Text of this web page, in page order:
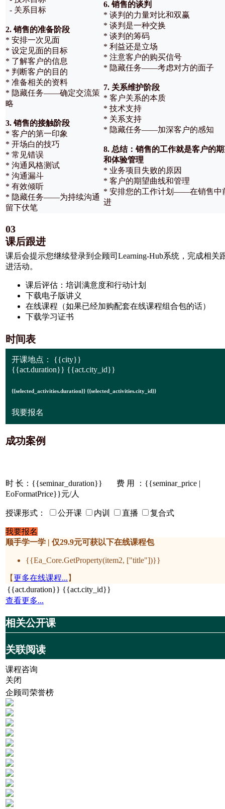
- 关系目标
2. 销售的准备阶段
* 安排一次见面
* 设定见面的目标
* 了解客户的信息
* 判断客户的目的
* 准备相关的资料
* 隐藏任务——确定交流策
略
3. 销售的接触阶段
* 客户的第一印象
* 开场白的技巧
* 常见错误
* 沟通风格测试
* 沟通漏斗
* 有效倾听
* 隐藏任务——为持续沟通
留下伏笔
6. 销售的谈判
* 谈判的力量对比和双赢
* 谈判是一种交换
* 谈判的筹码
* 利益还是立场
* 注意客户的购买信号
* 隐藏任务——考虑对方的面子
7. 关系维护阶段
* 客户关系的本质
* 技术支持
* 关系支持
* 隐藏任务——加深客户的感知
8. 总结：销售的工作就是客户的
和体验管理
* 业务项目失败的原因
* 客户的期望曲线和管理
* 安排您的工作计划——在销售中
进
03
课后跟进
课后会提示您继续登录到企顾司Learning-Hub系统，完成相关
进活动。
课后评估：培训满意度和行动计划
下载电子版讲义
在线课程（如果已经加购配套在线课程组合包的话）
下载学习证书
时间表
开课地点： {{city}}
{{act.duration}} {{act.city_id}}
{{selected_activities.duration}} {{selected_activities.city_id}}
我要报名
成功案例
时 长： {{seminar_duration}}
费 用 ：{{seminar_price |
EoFormatPrice}}元/人
授课形式： 公开课 内训 直播 复合式
我要报名
顺手学一学 | 仅29.9元可获以下在线课程包
{{Ea_Core.GetProperty(item2, ["title"])}}
【更多在线课程... 】
{{act.duration}} {{act.city_id}}
查看更多...
相关公开课
关联阅读
课程咨询
关闭
企顾司荣誉榜